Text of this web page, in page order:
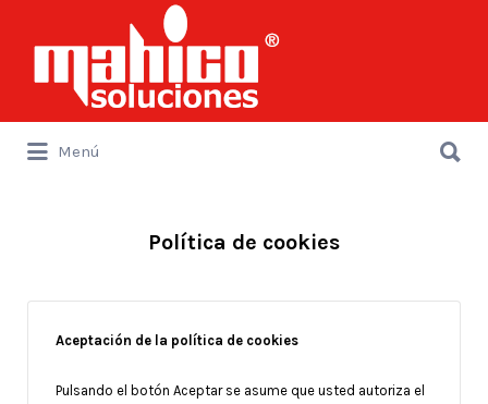
por:
Menú
por:
Política de cookies
Aceptación de la política de cookies
Pulsando el botón Aceptar se asume que usted autoriza el